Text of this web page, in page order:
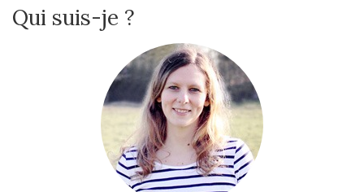
Qui suis-je ?